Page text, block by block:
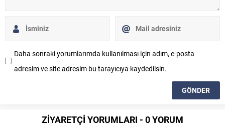
Daha sonraki yorumlarımda kullanılması için adım, e-posta
adresim ve site adresim bu tarayıcıya kaydedilsin.
ZİYARETÇİ YORUMLARI - 0 YORUM